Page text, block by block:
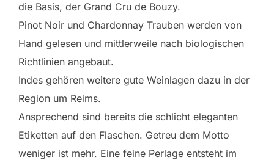
die Basis, der Grand Cru de Bouzy.
Pinot Noir und Chardonnay Trauben werden von
Hand gelesen und mittlerweile nach biologischen
Richtlinien angebaut.
Indes gehören weitere gute Weinlagen dazu in der
Region um Reims.
Ansprechend sind bereits die schlicht eleganten
Etiketten auf den Flaschen. Getreu dem Motto
weniger ist mehr. Eine feine Perlage entsteht im